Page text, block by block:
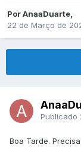
PorAnaaDuarte,
22 de Março de
Publicado
Boa Tarde.